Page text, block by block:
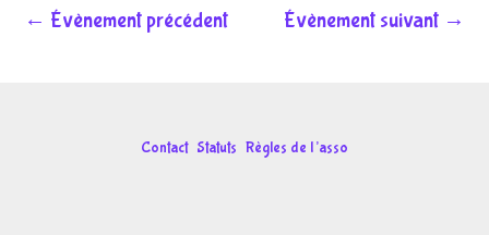
← Évènement précédent Évènement suivant →
Contact Statuts Règles de l’asso